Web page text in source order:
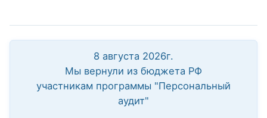
8 августа 2026г.
Мы вернули из бюджета РФ
участникам программы "Персональный
аудит"